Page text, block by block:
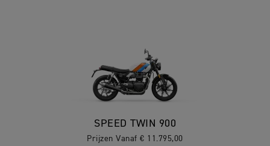
SPEED TWIN 900
Prijzen Vanaf € 11.795,00